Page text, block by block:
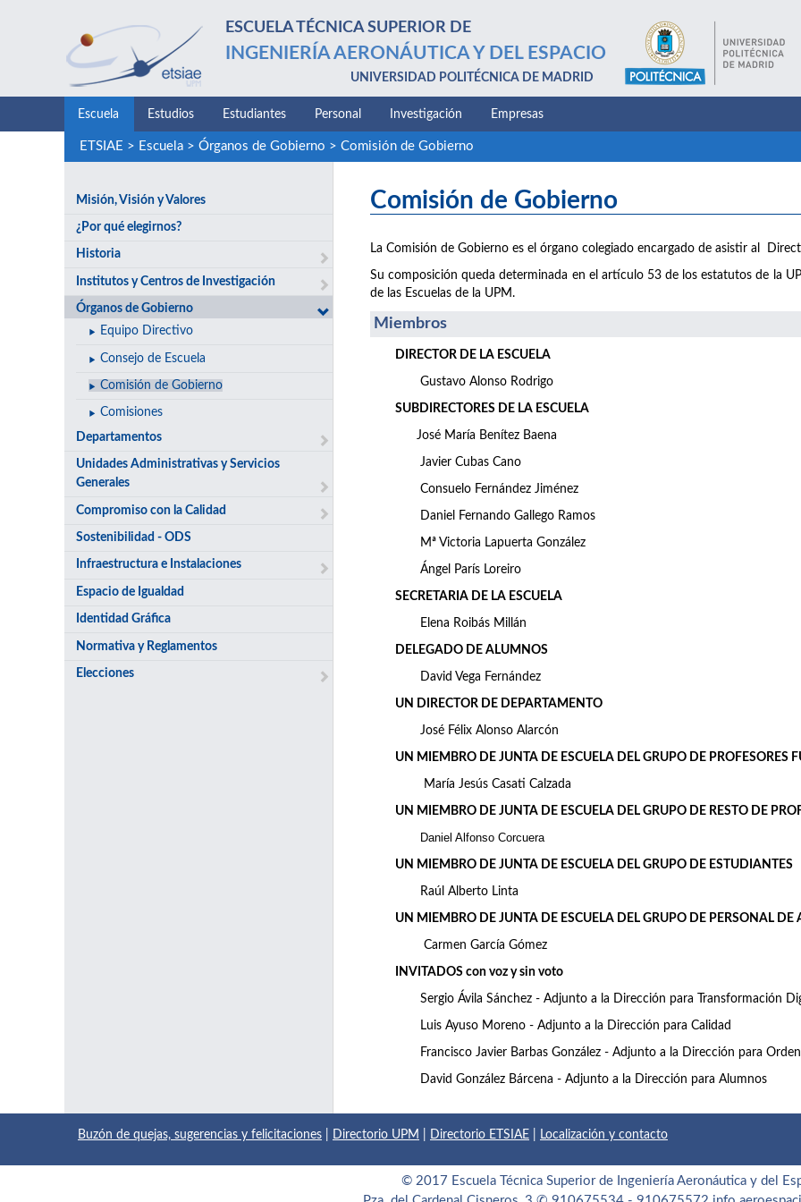
ESCUELA TÉCNICA SUPERIOR DE
INGENIERÍA AERONÁUTICA Y DEL ESPACIO
UNIVERSIDAD POLITÉCNICA DE MADRID
Escuela Estudios Estudiantes Personal Investigación Empresas
ETSIAE > Escuela> Órganos de Gobierno > Comisión de Gobierno
Misión, Visión y Valores
¿Por qué elegirnos?
Historia
Institutos y Centros de Investigación
Órganos de Gobierno
Equipo Directivo
Consejo de Escuela
Comisión de Gobierno
Comisiones
Departamentos
Unidades Administrativas y Servicios
Generales
Compromiso con la Calidad
Sostenibilidad - ODS
Infraestructura e Instalaciones
Espacio de Igualdad
Identidad Gráfica
Normativa y Reglamentos
Elecciones
Comisión de Gobierno
La Comisión de Gobierno es el órgano colegiado encargado de asistir al
Su composición queda determinada en el artículo 53 de los estatutos de la
de las Escuelas de la UPM.
Miembros
DIRECTOR DE LA ESCUELA
Gustavo Alonso Rodrigo
SUBDIRECTORES DE LA ESCUELA
José María Benítez Baena
Javier Cubas Cano
Consuelo Fernández Jiménez
Daniel Fernando Gallego Ramos
Mª Victoria Lapuerta González
Ángel París Loreiro
SECRETARIA DE LA ESCUELA
Elena Roibás Millán
DELEGADO DE ALUMNOS
David Vega Fernández
UN DIRECTOR DE DEPARTAMENTO
José Félix Alonso Alarcón
UN MIEMBRO DE JUNTA DE ESCUELA DEL GRUPO DE PROFESORES
María Jesús Casati Calzada
UN MIEMBRO DE JUNTA DE ESCUELA DEL GRUPO DE RESTO DE
Daniel Alfonso Corcuera
UN MIEMBRO DE JUNTA DE ESCUELA DEL GRUPO DE ESTUDIANTES
Raúl Alberto Linta
UN MIEMBRO DE JUNTA DE ESCUELA DEL GRUPO DE PERSONAL DE
Carmen García Gómez
INVITADOS con voz y sin voto
Sergio Ávila Sánchez - Adjunto a la Dirección para Transformación
Luis Ayuso Moreno - Adjunto a la Dirección para Calidad
Francisco Javier Barbas González - Adjunto a la Dirección para
David González Bárcena - Adjunto a la Dirección para Alumnos
Buzón de quejas, sugerencias y felicitaciones Directorio UPM Directorio ETSIAE Localización y contacto
© 2017 Escuela Técnica Superior de Ingeniería Aeronáutica y del